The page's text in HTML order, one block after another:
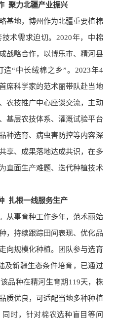
聚力北疆产业振兴
基地，博州作为北疆重要植棉
术需求迫切。2020年，中棉
战略合作，以博乐市、精河县
“中长绒棉之乡”。2023年4
席科学家的范术丽带队赴当地
农技推广中心座谈交流，主动
基层农技体系、灌溉试验平台
种选育、病虫害防控等内容深
享、成果落地达成共识，在多
直面生产难题、迭代种植技术
扎根一线服务生产
从事育种工作多年，范术丽始
，持续跟踪田间表现、优化品
向规模化种植。团队参与选育
及新疆生态条件培育，已通过
品种在精河生育期119天，株
质优良，可适配当地多种种植
时，针对棉农选种盲目等问